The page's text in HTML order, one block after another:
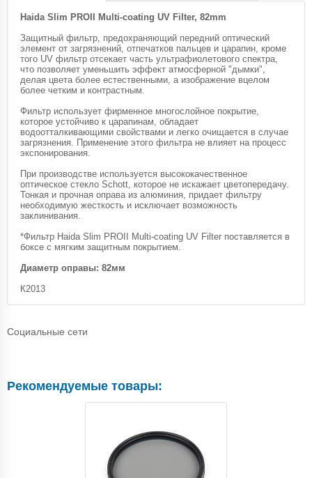
Haida Slim PROII Multi-coating UV Filter, 82mm
Защитный фильтр, предохраняющий передний оптический
элемент от загрязнений, отпечатков пальцев и царапин, кроме
того UV фильтр отсекает часть ультрафиолетового спектра,
что позволяет уменьшить эффект атмосферной "дымки",
делая цвета более естественными, а изображение вцелом
более четким и контрастным.
Фильтр использует фирменное многослойное покрытие,
которое устойчиво к царапинам, обладает
водоотталкивающими свойствами и легко очищается в случае
загрязнения. Применение этого фильтра не влияет на процесс
экспонирования.
При производстве используется высококачественное
оптическое стекло Schott, которое не искажает цветопередачу.
Тонкая и прочная оправа из алюминия, придает фильтру
необходимую жесткость и исключает возможность
заклинивания.
*Фильтр Haida Slim PROII Multi-coating UV Filter поставляется в
боксе с мягким защитным покрытием.
Диаметр оправы: 82мм
К2013
Социальные сети
Рекомендуемые товары: